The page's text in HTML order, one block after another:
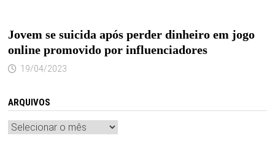
Jovem se suicida após perder dinheiro em jogo
online promovido por influenciadores
19/04/2023
ARQUIVOS
Arquivos